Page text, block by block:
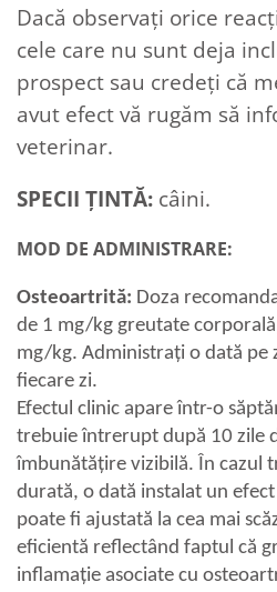
Dacă observați orice
cele care nu sunt deja
prospect sau credeți că
avut efect vă rugăm să
veterinar.
SPECII ȚINTĂ: câini.
MOD DE ADMINISTRARE:
Osteoartrită: Doza
de 1 mg/kg greutate
mg/kg. Administraţi o dată pe
fiecare zi.
Efectul clinic apare într-o
trebuie întrerupt după 10 zile
îmbunătăţire vizibilă. În cazul
durată, o dată instalat un
poate fi ajustată la cea mai
eficientă reflectând faptul că
inflamație asociate cu